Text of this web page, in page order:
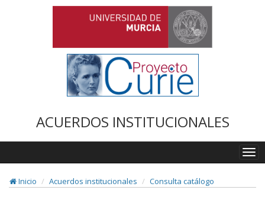
ACUERDOS INSTITUCIONALES
Inicio
Acuerdos institucionales Consulta catálogo